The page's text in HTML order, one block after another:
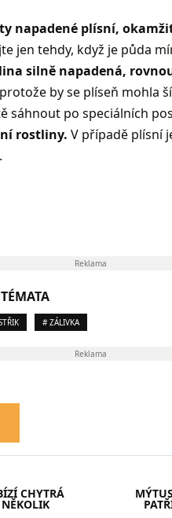
napadené plísní,
jen tehdy, když je půda
silně napadená,
by se plíseň mohla
sáhnout po speciálních
rostliny. V případě plísní
Reklama
# ZÁLIVKA
Reklama
CHYTRÁ